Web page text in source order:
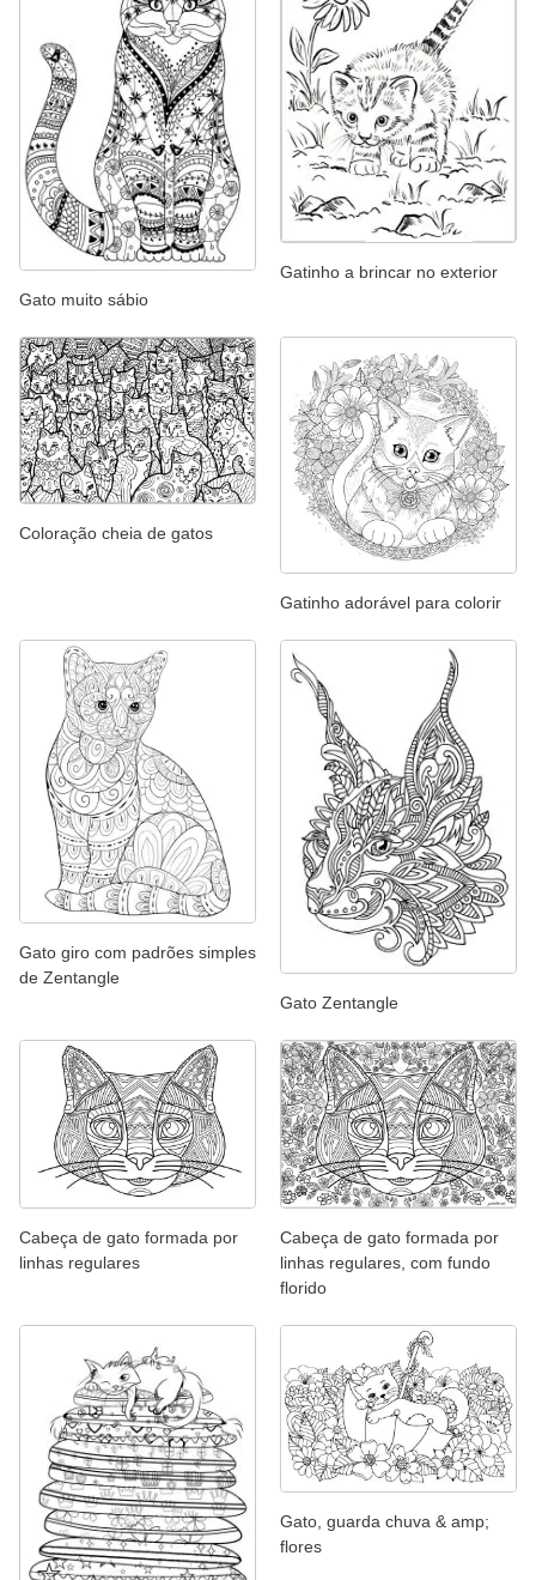
Gato muito sábio
Gatinho a brincar no exterior
Coloração cheia de gatos
Gatinho adorável para colorir
Gato giro com padrões simples
de Zentangle
Gato Zentangle
Cabeça de gato formada por
linhas regulares
Cabeça de gato formada por
linhas regulares, com fundo
florido
Gato, guarda chuva & amp;
flores